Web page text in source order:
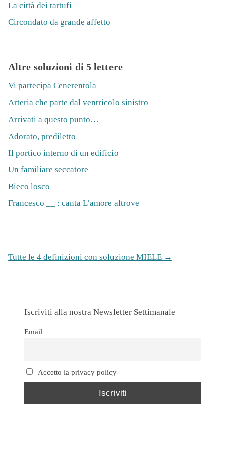
La città dei tartufi
Circondato da grande affetto
Altre soluzioni di 5 lettere
Vi partecipa Cenerentola
Arteria che parte dal ventricolo sinistro
Arrivati a questo punto…
Adorato, prediletto
Il portico interno di un edificio
Un familiare seccatore
Bieco losco
Francesco __ : canta L’amore altrove
Tutte le 4 definizioni con soluzione MIELE →
Iscriviti alla nostra Newsletter Settimanale
Email
Accetto la privacy policy